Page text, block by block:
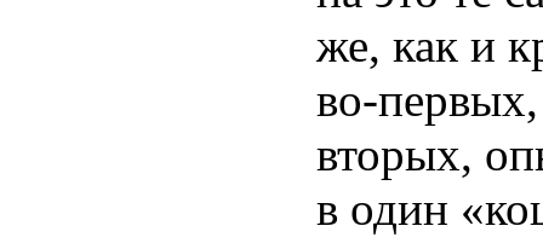
же, как и
во-
вторых,
в один